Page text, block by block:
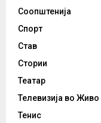
Соопштенија
Спорт
Став
Стории
Театар
Телевизија во Живо
Тенис